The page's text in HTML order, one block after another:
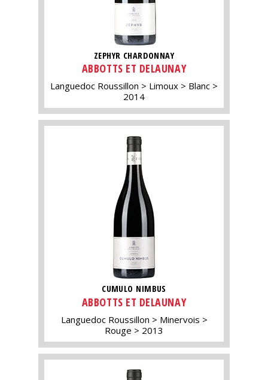
ZEPHYR CHARDONNAY
ABBOTTS ET DELAUNAY
Languedoc Roussillon Limoux
Blanc
2014
CUMULO NIMBUS
ABBOTTS ET DELAUNAY
Languedoc Roussillon
Minervois
Rouge
2013